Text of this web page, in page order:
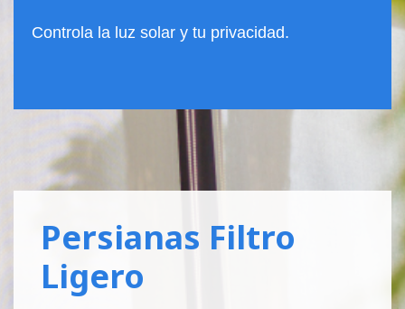
Controla la luz solar y tu privacidad.
Persianas Filtro
Ligero